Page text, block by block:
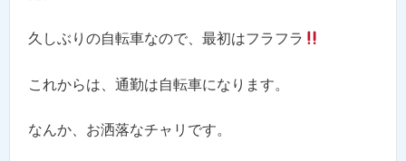
久しぶりの自転車なので、最初はフラフラ
これからは、通勤は自転車になります。
なんか、お洒落なチャリです。